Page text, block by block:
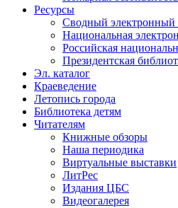
Ресурсы
Сводный электронный
Национальная
Российская
Президентская
Эл. каталог
Краеведение
Летопись города
Библиотека детям
Читателям
Книжные обзоры
Наша периодика
Виртуальные выставки
ЛитРес
Издания ЦБС
Видеогалерея